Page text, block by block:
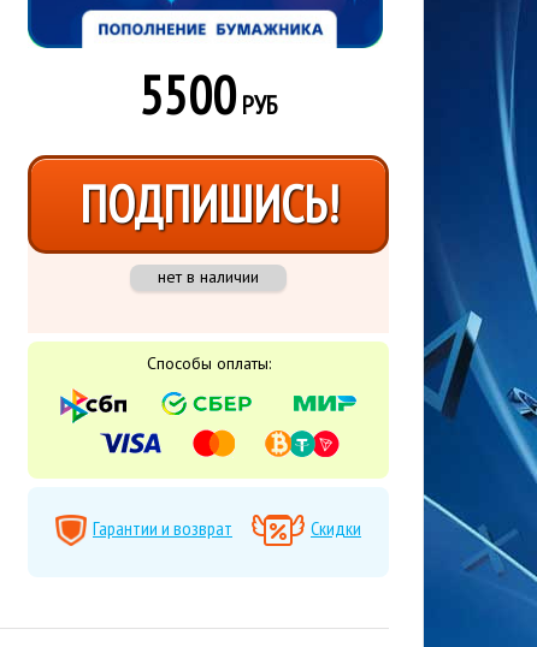
5500РУБ
ПОДПИШИСЬ!
нет в наличии
Способы оплаты:
Гарантии и возврат Скидки